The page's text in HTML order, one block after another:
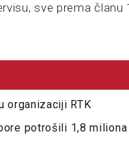
sve prema članu
organizaciji RTK
potrošili 1,8